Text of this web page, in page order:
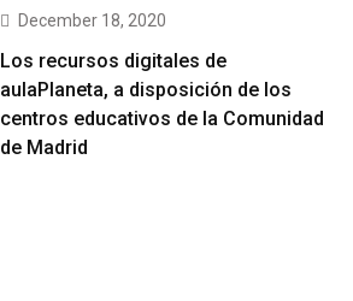
December 18, 2020
Los recursos digitales de
aulaPlaneta, a disposición de los
centros educativos de la Comunidad
de Madrid